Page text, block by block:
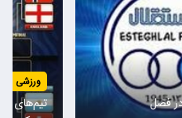
و انگلیس امشب
ورزشی
پس از